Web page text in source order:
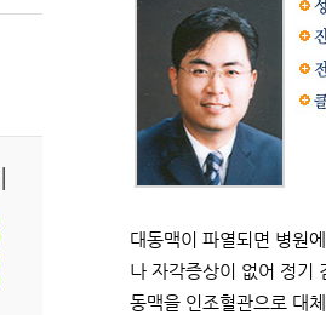
대동맥이 파열되면 병원
나 자각증상이 없어 정기
동맥을 인조혈관으로 대